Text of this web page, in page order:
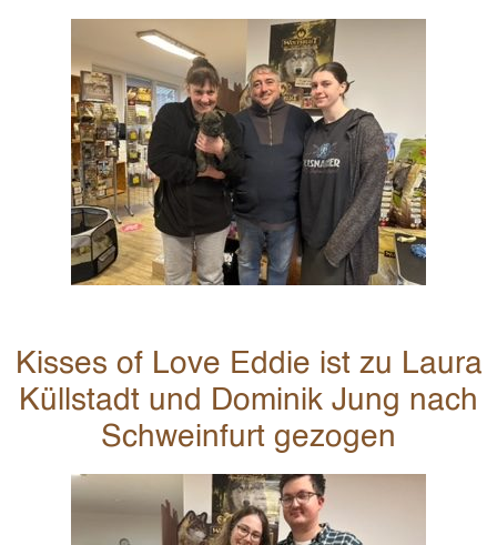
Kisses of Love Eddie ist zu Laura
Küllstadt und Dominik Jung nach
Schweinfurt gezogen